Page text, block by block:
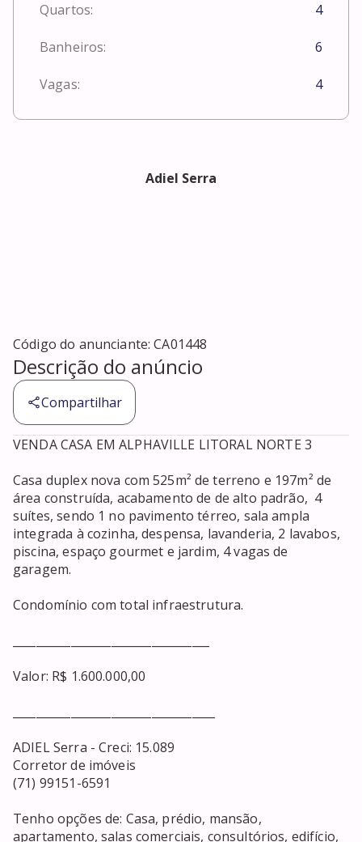
Quartos: 4
Banheiros: 6
Vagas: 4
Adiel Serra
Código do anunciante:CA01448
Descrição do anúncio
Compartilhar
VENDA CASA EM ALPHAVILLE LITORAL NORTE 3
Casa duplex nova com 525m² de terreno e 197m² de
área construída, acabamento de de alto padrão,  4
suítes, sendo 1 no pavimento térreo, sala ampla
integrada à cozinha, despensa, lavanderia, 2 lavabos,
piscina, espaço gourmet e jardim, 4 vagas de
garagem.
Condomínio com total infraestrutura.
Valor: R$ 1.600.000,00
ADIEL Serra - Creci: 15.089
Corretor de imóveis
(71) 99151-6591
Tenho opções de: Casa, prédio, mansão,
apartamento, salas comerciais, consultórios, edifício,